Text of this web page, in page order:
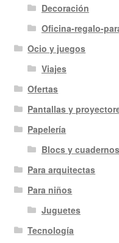
Decoración
Oficina-regalo-
Ocio y juegos
Viajes
Ofertas
Pantallas y
Papelería
Blocs y cuadernos
Para arquitectas
Para niños
Juguetes
Tecnología